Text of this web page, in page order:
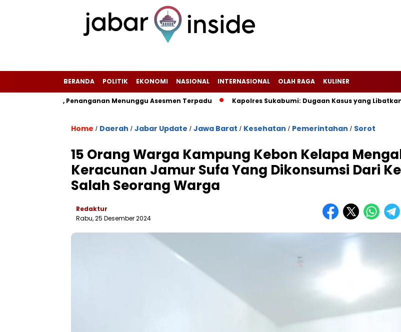
BERANDA POLITIK EKONOMI NASIONAL INTERNASIONAL OLAH RAGA KULINER
Penanganan Menunggu Asesmen Terpadu Kapolres Sukabumi: Dugaan Kasus yang Libatkan Kades di
Home / Daerah / Jabar Update / Jawa Barat / Kesehatan / Pemerintahan / Sorot
15 Orang Warga Kampung Kebon Kelapa
Keracunan Jamur Sufa Yang Dikonsumsi Dari
Salah Seorang Warga
Redaktur
Rabu, 25 Desember 2024